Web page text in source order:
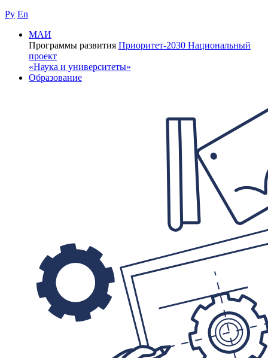
Ру En
МАИ
Программы развития Приоритет-2030 Национальный
проект
«Наука и университеты»
Образование